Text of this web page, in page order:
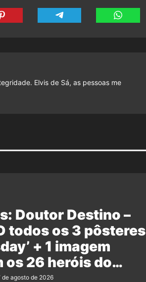
Elvis de Sá, as pessoas me
Doutor Destino –
todos os 3 pôsteres
+ 1 imagem
os 26 heróis do
de agosto de 2026